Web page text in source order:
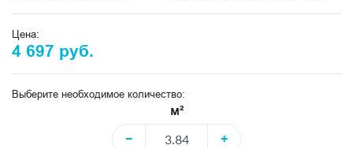
Цена:
4 697 руб.
Выберите необходимое количество:
м²
−
+